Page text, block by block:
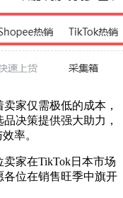
家仅需极低的成本，
决策提供强大助力，
率。
家在TikTok日本市场
位在销售旺季中旗开